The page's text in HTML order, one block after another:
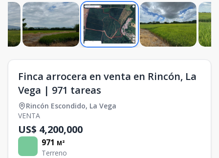
Finca arrocera en venta en Rincón, La
Vega | 971 tareas
Rincón Escondido, La Vega
VENTA
US$ 4,200,000
971 M²
Terreno